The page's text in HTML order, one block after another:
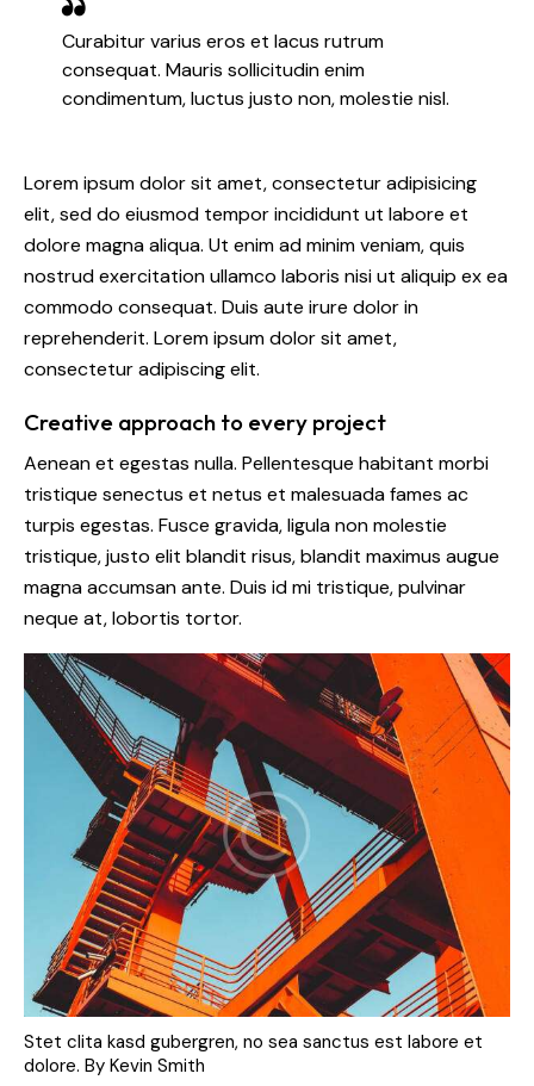
Curabitur varius eros et lacus rutrum
consequat. Mauris sollicitudin enim
condimentum, luctus justo non, molestie nisl.
Lorem ipsum dolor sit amet, consectetur adipisicing
elit, sed do eiusmod tempor incididunt ut labore et
dolore magna aliqua. Ut enim ad minim veniam, quis
nostrud exercitation ullamco laboris nisi ut aliquip ex ea
commodo consequat. Duis aute irure dolor in
reprehenderit. Lorem ipsum dolor sit amet,
consectetur adipiscing elit.
Creative approach to every project
Aenean et egestas nulla. Pellentesque habitant morbi
tristique senectus et netus et malesuada fames ac
turpis egestas. Fusce gravida, ligula non molestie
tristique, justo elit blandit risus, blandit maximus augue
magna accumsan ante. Duis id mi tristique, pulvinar
neque at, lobortis tortor.
Stet clita kasd gubergren, no sea sanctus est labore et
dolore. By Kevin Smith